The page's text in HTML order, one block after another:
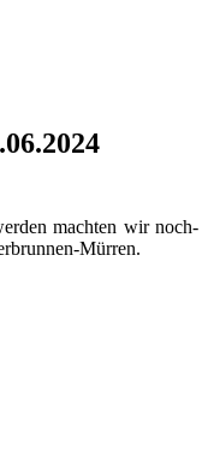
mach­ten wir noch­
Mürren.